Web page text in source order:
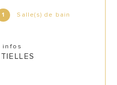
1 Salle(s) de bain
infos